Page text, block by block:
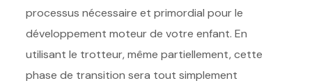
processus nécessaire et primordial pour le
développement moteur de votre enfant. En
utilisant le trotteur, même partiellement, cette
phase de transition sera tout simplement